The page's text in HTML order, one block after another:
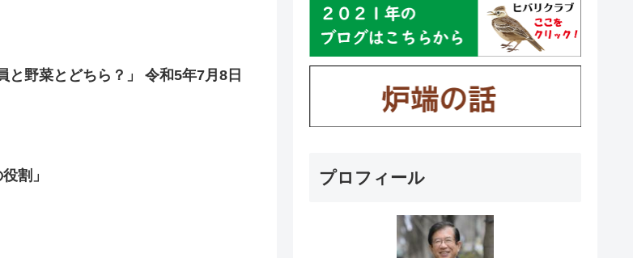
と野菜とどちら？」 令和5年7月8日
割」 プロフィール